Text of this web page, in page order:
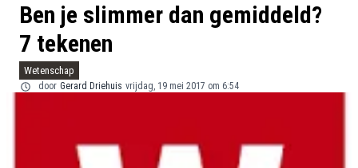
Ben je slimmer dan gemiddeld?
7 tekenen
Wetenschap
door Gerard Driehuis vrijdag, 19 mei 2017 om 6:54